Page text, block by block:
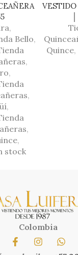
,
Bello,
,
,
,
,
,
,
stock
Quince,
Colombia